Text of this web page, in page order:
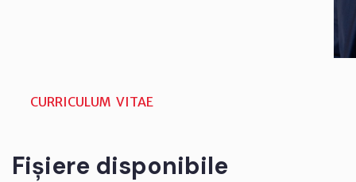
CURRICULUM VITAE
Fișiere disponibile